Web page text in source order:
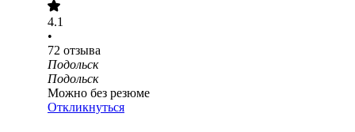
4.1
•
72 отзыва
Подольск
Подольск
Можно без резюме
Откликнуться